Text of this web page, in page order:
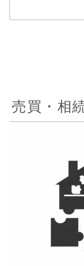
売買・相